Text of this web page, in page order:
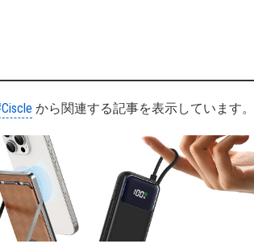
から関連する記事を表示しています。